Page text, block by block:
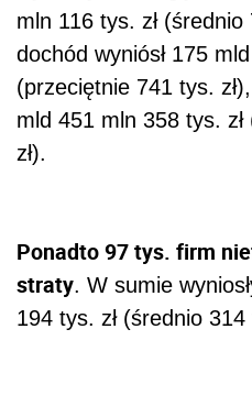
mln 116 tys. zł
dochód wyniósł 175
(przeciętnie 741 tys.
mld 451 mln 358 tys.
zł).
Ponadto 97 tys. firm
straty. W sumie
194 tys. zł (średnio 314